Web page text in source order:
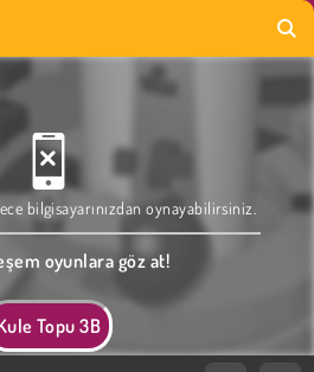
Topu 3B
bilgisayarınızdan oynayabilirsiniz.
oyunlara göz at!